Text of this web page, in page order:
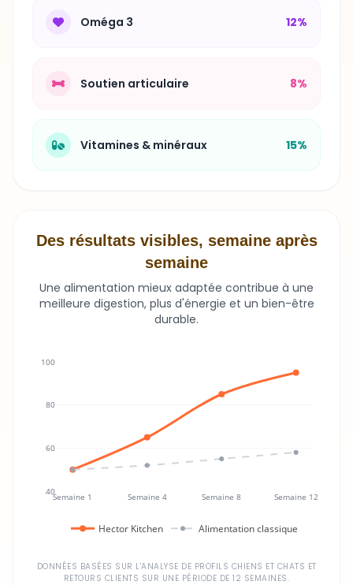
Oméga 3 12%
Soutien articulaire 8%
Vitamines & minéraux 15%
Des résultats visibles, semaine après
semaine
Une alimentation mieux adaptée contribue à une
meilleure digestion, plus d'énergie et un bien-être
durable.
Semaine 1 Semaine 4 Semaine 8 Semaine 12
40
60
80
100
Hector Kitchen Alimentation classique
DONNÉES BASÉES SUR L'ANALYSE DE PROFILS CHIENS ET CHATS ET
RETOURS CLIENTS SUR UNE PÉRIODE DE 12 SEMAINES.